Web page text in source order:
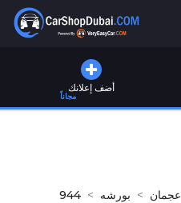
أضف إعلانك
مجاناً
عجمان بورشه 944